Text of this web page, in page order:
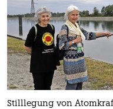
Stilllegung von